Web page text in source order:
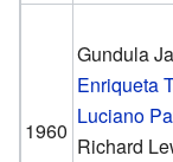
1960
Gundula
Enriqueta
Luciano
Richard